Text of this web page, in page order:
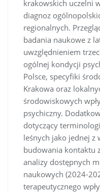
krakowskich uczelni
diagnoz
regionalnych.
badania naukowe z
uwzględnieniem
ogólnej kondycji
Polsce, specyfiki
Krakowa oraz
środowiskowych
psychiczny.
dotyczący
leśnych jako jednej z
budowania kontaktu
analizy dostępnych
naukowych (2024-
terapeutycznego